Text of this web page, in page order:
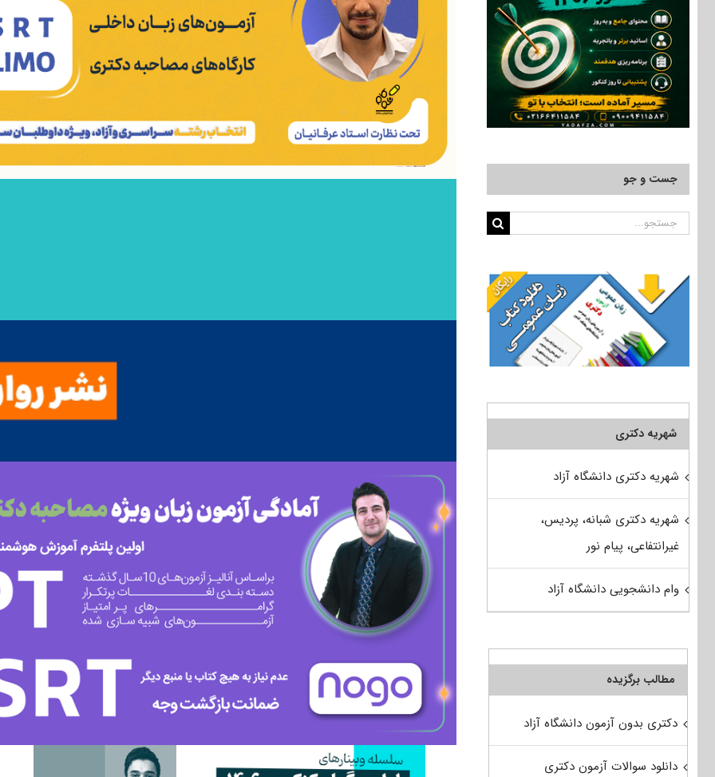
جست و جو
جستجو
شهریه دکتری
شهریه دکتری دانشگاه آزاد
شهریه دکتری شبانه، پردیس،
غیرانتفاعی، پیام نور
وام دانشجویی دانشگاه آزاد
مطالب برگزیده
دکتری بدون آزمون دانشگاه آزاد
دانلود سوالات آزمون دکتری